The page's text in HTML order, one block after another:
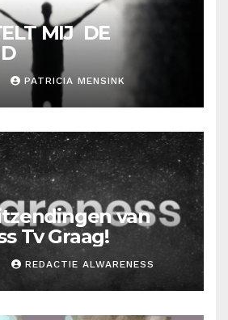
MIJ DE
PATRICIA MENSINK
van
Tv Graag!
REDACTIE ALWARENESS